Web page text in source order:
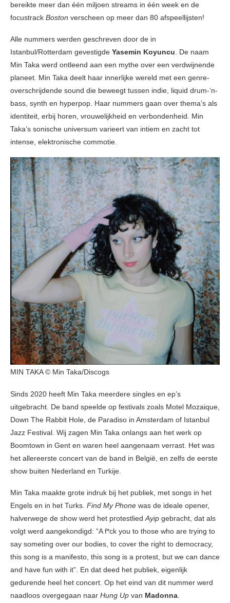
bereikte meer dan één miljoen streams in één week en de
focustrack Boston verscheen op meer dan 80 afspeellijsten!
Alle nummers werden geschreven door de in
Istanbul/Rotterdam gevestigde Yasemin Koyuncu. De naam
Min Taka werd ontleend aan een mythe over een verdwijnende
planeet. Min Taka deelt haar innerlijke wereld met een genre-
overschrijdende sound die beweegt tussen indie, liquid drum-‘n-
bass, synth en hyperpop. Haar nummers gaan over thema’s als
identiteit, erbij horen, vrouwelijkheid en verbondenheid. Min
Taka’s sonische universum varieert van intiem en zacht tot
intense, elektronische commotie.
MIN TAKA © Min Taka/Discogs
Sinds 2020 heeft Min Taka meerdere singles en ep’s
uitgebracht. De band speelde op festivals zoals Motel Mozaique,
Down The Rabbit Hole, de Paradiso in Amsterdam of Istanbul
Jazz Festival. Wij zagen Min Taka onlangs aan het werk op
Boomtown in Gent en waren heel aangenaam verrast. Het was
het allereerste concert van de band in België, en zelfs de eerste
show buiten Nederland en Turkije.
Min Taka maakte grote indruk bij het publiek, met songs in het
Engels en in het Turks. Find My Phone was de ideale opener,
halverwege de show werd het protestlied Ayip gebracht, dat als
volgt werd aangekondigd: “A f*ck you to those who are trying to
say someting over our bodies, to cover the right to democracy,
this song is a manifesto, this song is a protest, but we can dance
and have fun with it”. En dat deed het publiek, eigenlijk
gedurende heel het concert. Op het eind van dit nummer werd
naadloos overgegaan naar Hung Up van Madonna